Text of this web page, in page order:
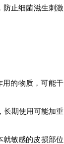
防止细菌滋生刺激
用的物质，可能干
长期使用可能加重
就敏感的皮损部位